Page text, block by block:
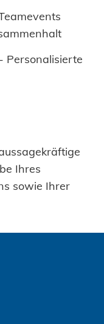
- Personalisierte
Ihres
sowie Ihrer